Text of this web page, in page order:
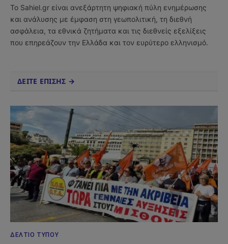
Το Sahiel.gr είναι ανεξάρτητη ψηφιακή πύλη ενημέρωσης
και ανάλυσης με έμφαση στη γεωπολιτική, τη διεθνή
ασφάλεια, τα εθνικά ζητήματα και τις διεθνείς εξελίξεις
που επηρεάζουν την Ελλάδα και τον ευρύτερο ελληνισμό.
ΔΕΙΤΕ ΕΠΙΣΗΣ →
ΔΕΛΤΊΟ ΤΎΠΟΥ